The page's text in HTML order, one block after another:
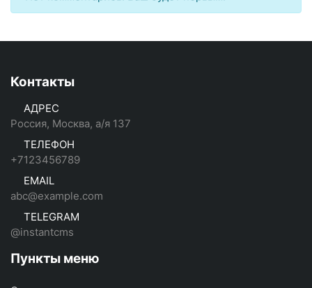
Контакты
АДРЕС
Россия, Москва, а/я 137
ТЕЛЕФОН
+7123456789
EMAIL
abc@example.com
TELEGRAM
@instantcms
Пункты меню